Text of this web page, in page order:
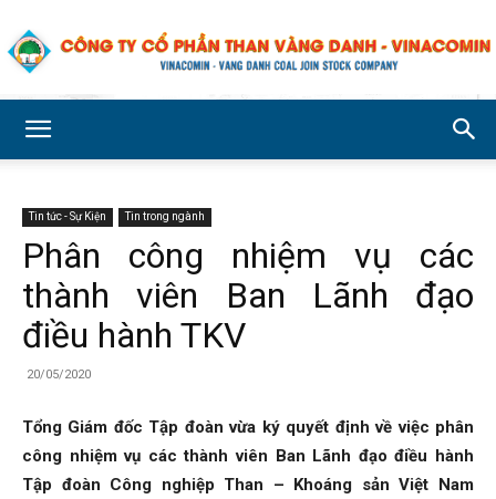
Công
phần
Tin tức - Sự Kiện Tin trong ngành
Phân công nhiệm vụ các
thành viên Ban Lãnh đạo
điều hành TKV
20/05/2020
Tổng Giám đốc Tập đoàn vừa ký quyết định về việc phân
công nhiệm vụ các thành viên Ban Lãnh đạo điều hành
Tập đoàn Công nghiệp Than – Khoáng sản Việt Nam